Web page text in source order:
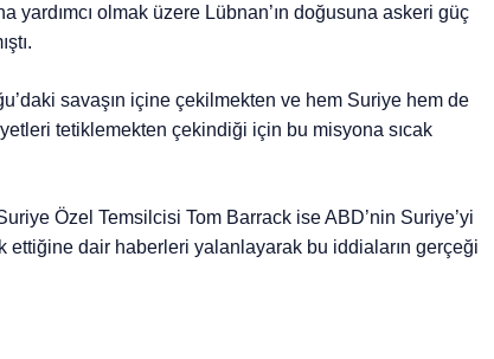
yardımcı olmak üzere Lübnan’ın doğusuna askeri güç
savaşın içine çekilmekten ve hem Suriye hem de
tetiklemekten çekindiği için bu misyona sıcak
Özel Temsilcisi Tom Barrack ise ABD’nin Suriye’yi
ettiğine dair haberleri yalanlayarak bu iddiaların gerçeği